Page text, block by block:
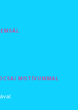
MOTÍVUMMAL